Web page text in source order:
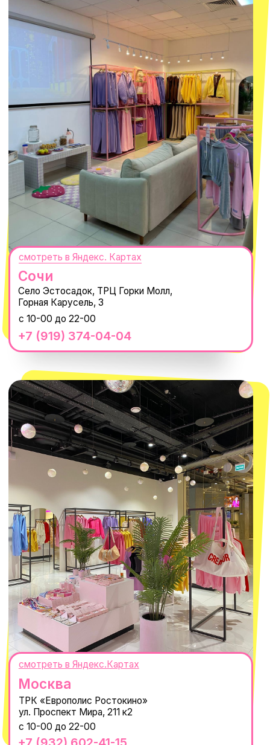
ИП Проворный Алексей Алексеевич
ИНН 667114098580
ОГРНИП 320665800076581
Telegram
WhatsApp
8 800 550-06-92
macrocosm_store@mail.ru
КОНТАКТЫ
Оплата долями
Size guide
Обмен и возврат
Доставка и оплата
ПОКУПАТЕЛЯМ
Вакансии
Реквизиты
Магазины
Наши путешествия
Наши проекты
Каталог
© 2021-2025 Macrocosm ®
@MACROCOSM_STORE
MACROCOSM
000+ подписчиков
14'000+ подписчиков в нашем Telegram-канале
Оферта
Пользовательское соглашение
Политика обработки персональных
данных